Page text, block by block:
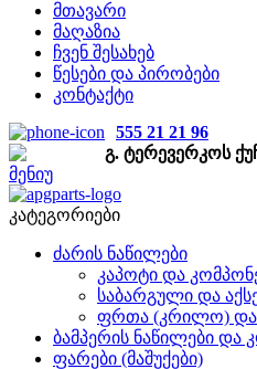
მთავარი
მაღაზია
ჩვენ შესახებ
წესები და პირობები
კონტაქტი
555 21 21 96
გ. ტერევერკოს
მენიუ
კატეგორიები
ძარის ნაწილები
კაპოტი და
საბარგული და
ფრთა (კრილო) და
ბამპერის ნაწილები და
ფარები (მაშუქები)